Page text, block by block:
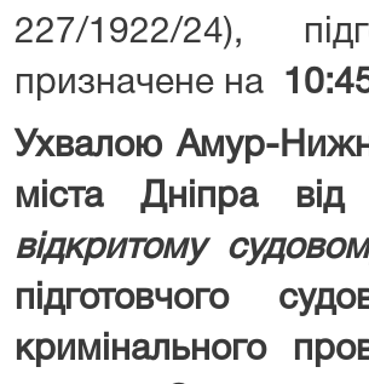
227/1922/24),
призначене на
Ухвалою Амур-
міста Дніпра
відкритому
підготовчого
кримінального